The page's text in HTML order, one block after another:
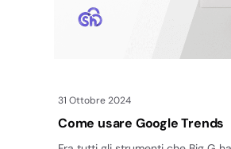
31 Ottobre 2024
Come usare Google Trends